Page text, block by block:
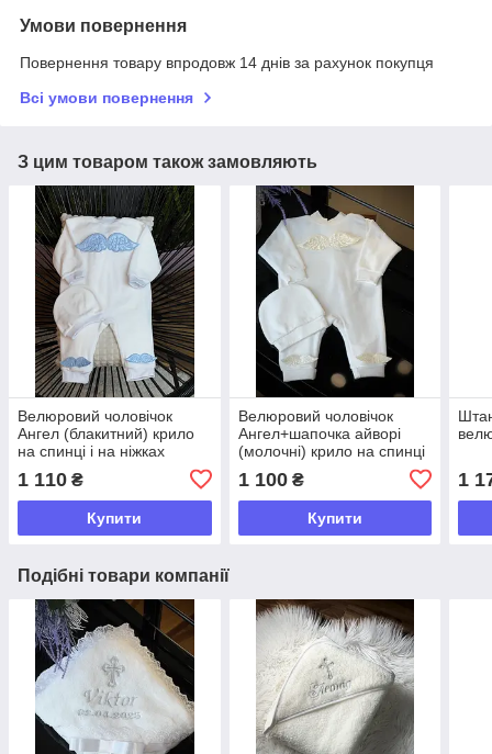
Умови повернення
Повернення товару впродовж 14 днів за рахунок покупця
Всі умови повернення
З цим товаром також замовляють
Велюровий чоловічок
Ангел (блакитний) крило
на спинці і на ніжках
1 110 ₴
Купити
Велюровий чоловічок
Ангел+шапочка айворі
(молочні) крило на спинці
1 100₴
Купити
1
Подібні товари компанії